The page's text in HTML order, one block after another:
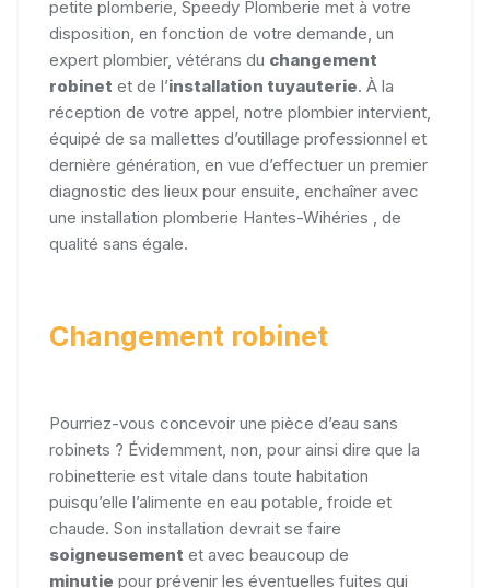
petite plomberie, Speedy Plomberie met à votre
disposition, en fonction de votre demande, un
expert plombier, vétérans du changement
robinet et de l’installation tuyauterie. À la
réception de votre appel, notre plombier intervient,
équipé de sa mallettes d’outillage professionnel et
dernière génération, en vue d’effectuer un premier
diagnostic des lieux pour ensuite, enchaîner avec
une installation plomberie Hantes-Wihéries , de
qualité sans égale.
Changement robinet
Pourriez-vous concevoir une pièce d’eau sans
robinets ? Évidemment, non, pour ainsi dire que la
robinetterie est vitale dans toute habitation
puisqu’elle l’alimente en eau potable, froide et
chaude. Son installation devrait se faire
soigneusement et avec beaucoup de
minutie pour prévenir les éventuelles fuites qui